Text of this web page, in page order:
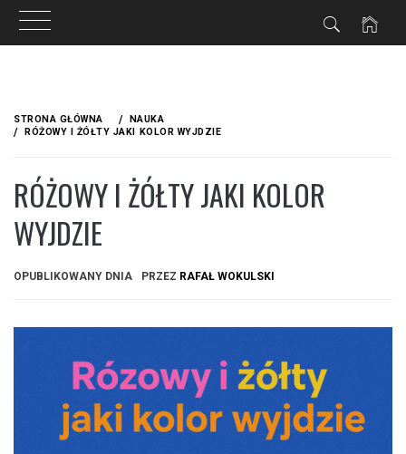
treściSTRONA GŁÓWNA
NAUKA
RÓŻOWY I ŻÓŁTY JAKI KOLOR WYJDZIE
RÓŻOWY I ŻÓŁTY JAKI KOLOR
WYJDZIE
OPUBLIKOWANY DNIA PRZEZ RAFAŁ WOKULSKI